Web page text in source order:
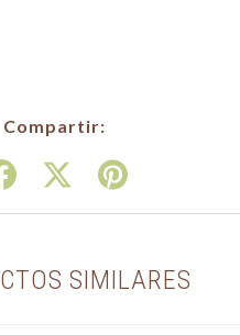
Compartir:
SIMILARES